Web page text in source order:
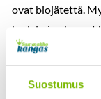
Suostumus
ovat biojätettä.
hedelmien kuoret
nämä biojätteen
kompostoimalla